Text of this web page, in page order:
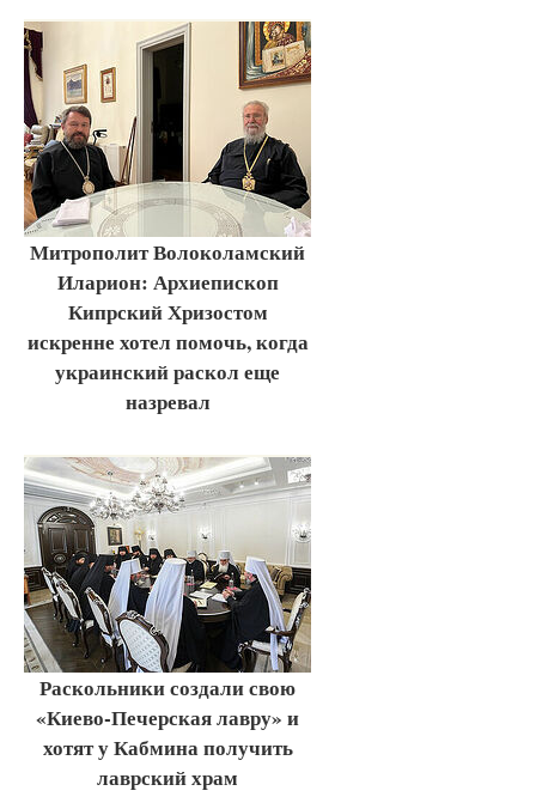
Митрополит Волоколамский
Иларион: Архиепископ
Кипрский Хризостом
искренне хотел помочь, когда
украинский раскол еще
назревал
Раскольники создали свою
«Киево-Печерская лавру» и
хотят у Кабмина получить
лаврский храм